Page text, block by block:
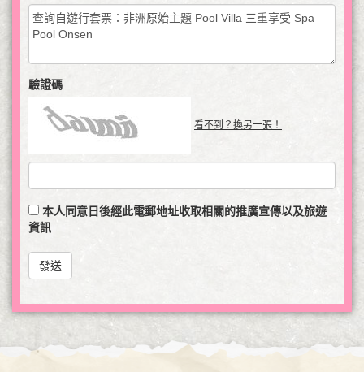
驗證碼
看不到？換另一張！
本人同意日後經此電郵地址收取相關的推廣宣傳以及旅遊
資訊
發送